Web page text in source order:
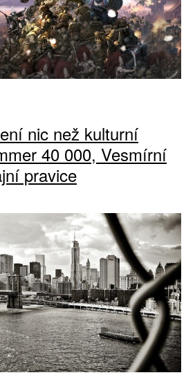
nic než kulturní
40 000, Vesmírní
pravice